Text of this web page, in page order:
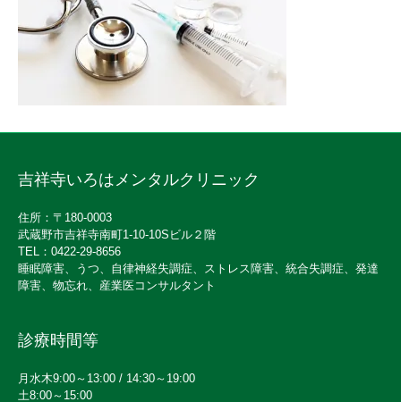
吉祥寺いろはメンタルクリニック
住所：〒180-0003
武蔵野市吉祥寺南町1-10-10Sビル２階
TEL：0422-29-8656
睡眠障害、うつ、自律神経失調症、ストレス障害、統合失調症、発達
障害、物忘れ、産業医コンサルタント
診療時間等
月水木9:00～13:00 / 14:30～19:00
土8:00～15:00